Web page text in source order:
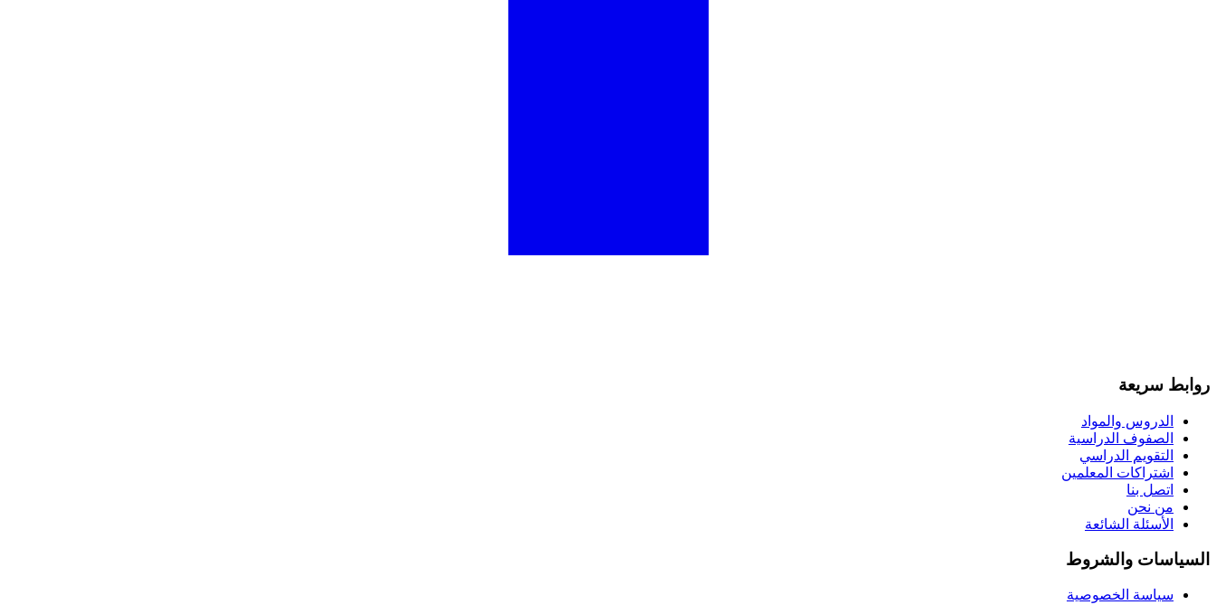
روابط سريعة
الدروس والمواد
الصفوف الدراسية
التقويم الدراسي
اشتراكات المعلمين
اتصل بنا
من نحن
الأسئلة الشائعة
السياسات والشروط
سياسة الخصوصية